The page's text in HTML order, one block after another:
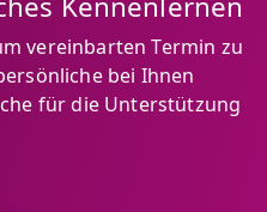
vereinbarten Termin zu
bei Ihnen
für die Unterstützung